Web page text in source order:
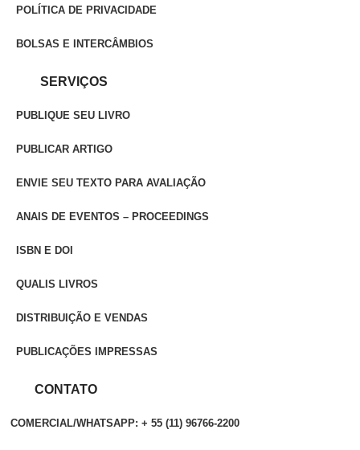
POLÍTICA DE PRIVACIDADE
BOLSAS E INTERCÂMBIOS
SERVIÇOS
PUBLIQUE SEU LIVRO
PUBLICAR ARTIGO
ENVIE SEU TEXTO PARA AVALIAÇÃO
ANAIS DE EVENTOS – PROCEEDINGS
ISBN E DOI
QUALIS LIVROS
DISTRIBUIÇÃO E VENDAS
PUBLICAÇÕES IMPRESSAS
CONTATO
COMERCIAL/WHATSAPP: + 55 (11) 96766-2200